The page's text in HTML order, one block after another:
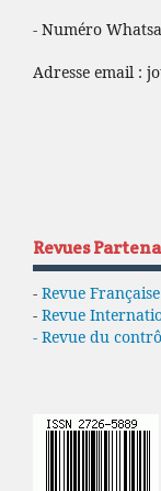
- Numéro
Adresse email :
Revues
- Revue
- Revue
- Revue du